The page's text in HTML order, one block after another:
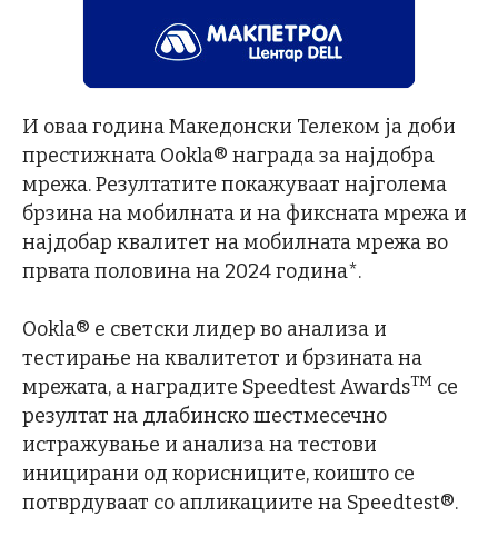
И оваа година Македонски Телеком ја доби
престижната Ookla® награда за најдобра
мрежа. Резултатите покажуваат најголема
брзина на мобилната и на фиксната мрежа и
најдобар квалитет на мобилната мрежа во
првата половина на 2024 година*.
Ookla® е светски лидер во анализа и
тестирање на квалитетот и брзината на
мрежата, а наградите Speedtest AwardsTM се
резултат на длабинско шестмесечно
истражување и анализа на тестови
иницирани од корисниците, коишто се
потврдуваат со апликациите на Speedtest®.